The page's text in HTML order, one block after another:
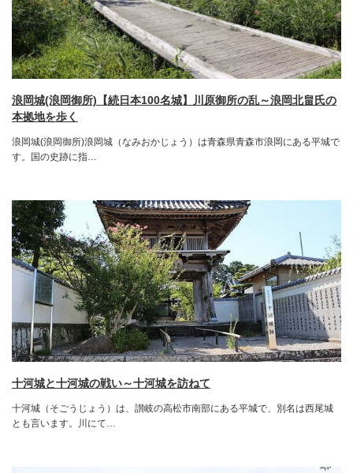
浪岡城(浪岡御所)【続日本100名城】川原御所の乱～浪岡北畠氏の
本拠地を歩く
浪岡城(浪岡御所)浪岡城（なみおかじょう）は青森県青森市浪岡にある平城で
す。国の史跡に指…
十河城と十河城の戦い～十河城を訪ねて
十河城（そごうじょう）は、讃岐の高松市南部にある平城で、別名は西尾城
とも言います。川にて…